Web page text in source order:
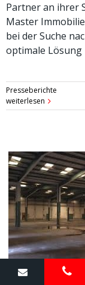
Partner an ihrer
Master
bei der Suche
optimale
Presseberichte
weiterlesen